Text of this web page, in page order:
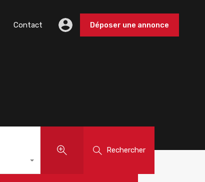
Contact Déposer une annonce
Rechercher